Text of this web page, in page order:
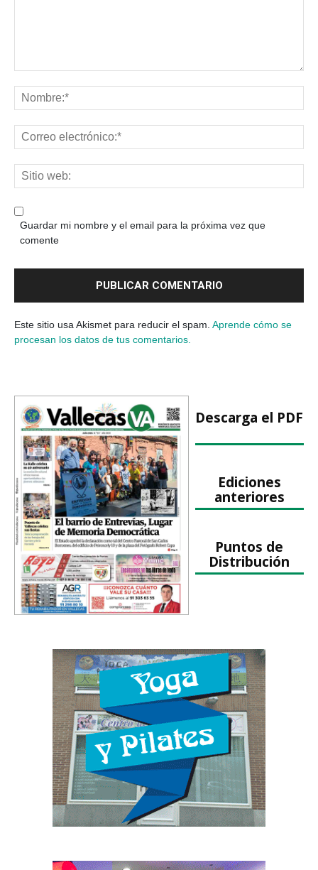
Guardar mi nombre y el email para la próxima vez que
comente
Este sitio usa Akismet para reducir el spam. Aprende cómo se
procesan los datos de tus comentarios.
Descarga el PDF
Ediciones
anteriores
Puntos de
Distribución